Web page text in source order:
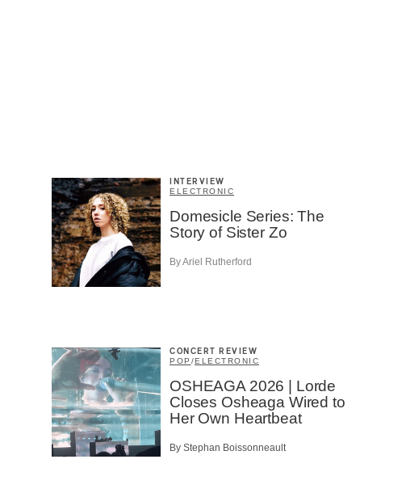
INTERVIEW
ELECTRONIC
Domesicle Series: The
Story of Sister Zo
By Ariel Rutherford
CONCERT REVIEW
POP /ELECTRONIC
OSHEAGA 2026 | Lorde
Closes Osheaga Wired to
Her Own Heartbeat
By Stephan Boissonneault